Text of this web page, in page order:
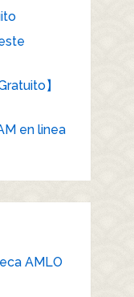
】
en linea